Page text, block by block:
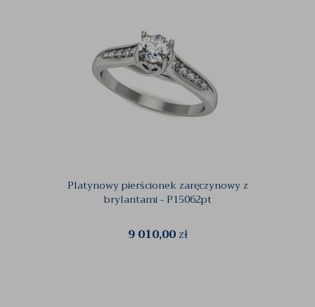
Platynowy pierścionek zaręczynowy z
brylantami - P15062pt
9 010,00zł